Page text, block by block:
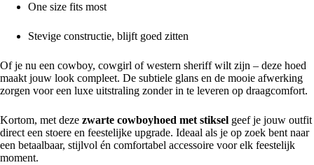
One size fits most
Stevige constructie, blijft goed zitten
Of je nu een cowboy, cowgirl of western sheriff wilt zijn – deze hoed
maakt jouw look compleet. De subtiele glans en de mooie afwerking
zorgen voor een luxe uitstraling zonder in te leveren op draagcomfort.
Kortom, met deze zwarte cowboyhoed met stiksel geef je jouw outfit
direct een stoere en feestelijke upgrade. Ideaal als je op zoek bent naar
een betaalbaar, stijlvol én comfortabel accessoire voor elk feestelijk
moment.